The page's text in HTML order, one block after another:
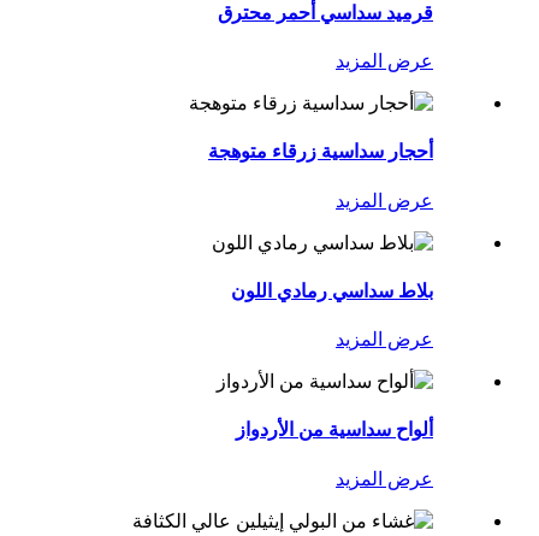
قرميد سداسي أحمر محترق
عرض المزيد
أحجار سداسية زرقاء متوهجة
عرض المزيد
بلاط سداسي رمادي اللون
عرض المزيد
ألواح سداسية من الأردواز
عرض المزيد